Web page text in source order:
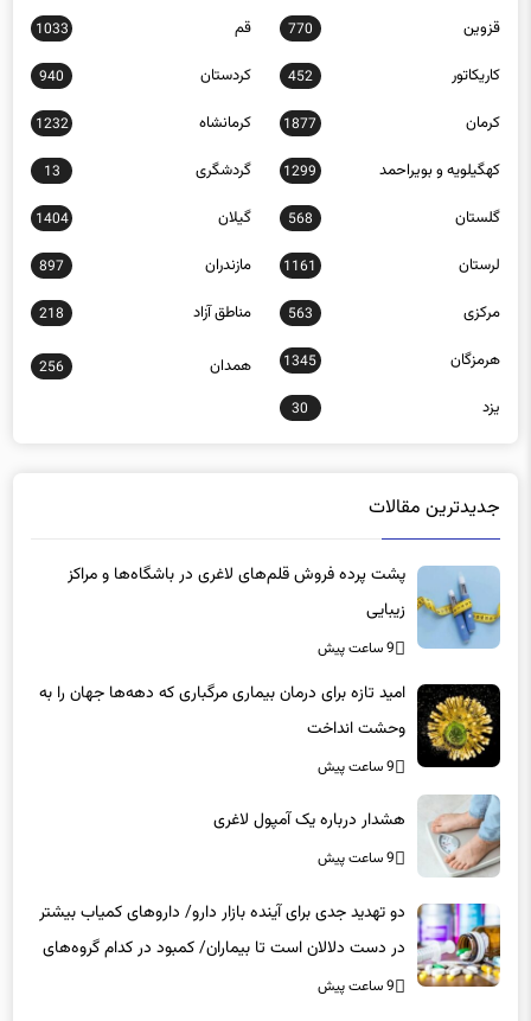
قزوین 770 قم 1033
کاریکاتور 452 کردستان 940
کرمان 1877 کرمانشاه 1232
کهگیلویه و بویراحمد 1299 گردشگری 13
گلستان 568 گیلان 1404
لرستان 1161 مازندران 897
مرکزی 563 مناطق آزاد 218
هرمزگان 1345 همدان 256
یزد 30
جدیدترین مقالات
پشت پرده فروش قلم‌های لاغری در باشگاه‌ها و مراکز
زیبایی
9 ساعت پیش
امید تازه برای درمان بیماری مرگباری که دهه‌ها جهان را به
وحشت انداخت
9 ساعت پیش
هشدار درباره یک آمپول لاغری
9 ساعت پیش
دو تهدید جدی برای آینده بازار دارو/ داروهای کمیاب بیشتر
در دست دلالان است تا بیماران/ کمبود در کدام گروه‌های
دارویی محسوس‌تر است؟
9 ساعت پیش